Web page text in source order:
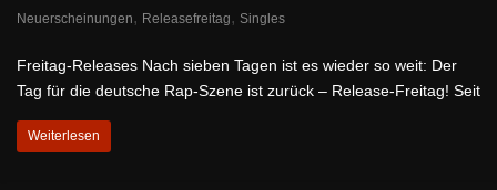
Neuerscheinungen, Releasefreitag, Singles
Freitag-Releases Nach sieben Tagen ist es wieder so weit: Der
Tag für die deutsche Rap-Szene ist zurück – Release-Freitag! Seit
Weiterlesen